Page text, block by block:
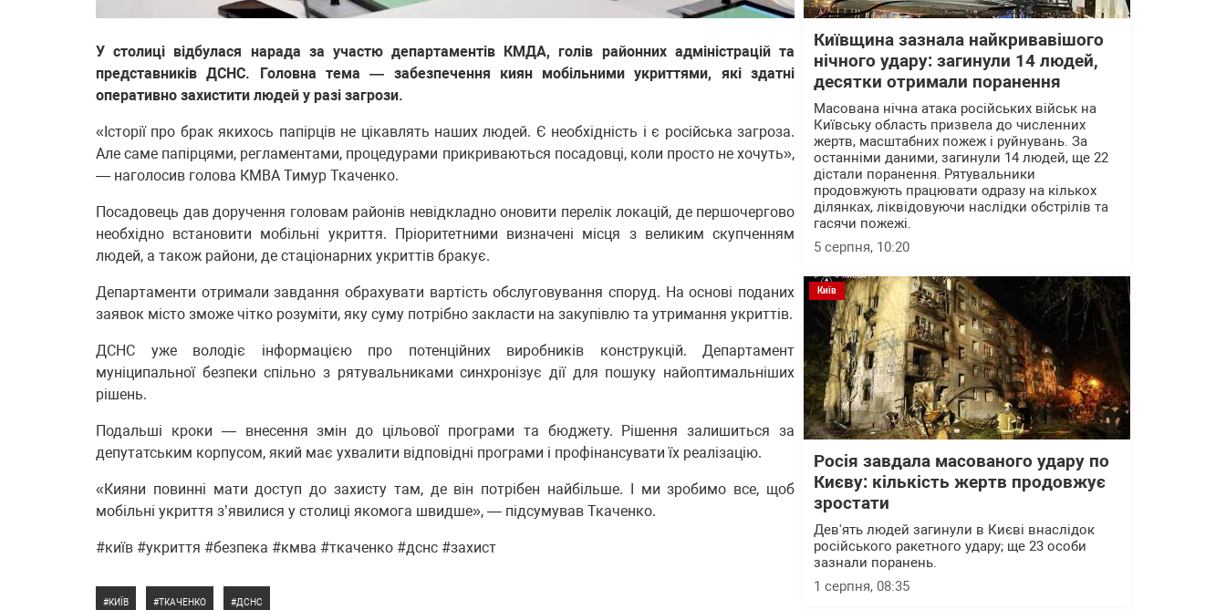
У столиці відбулася нарада за участю департаментів КМДА, голів районних адміністрацій та
представників ДСНС. Головна тема — забезпечення киян мобільними укриттями, які здатні
оперативно захистити людей у разі загрози.
«Історії про брак якихось папірців не цікавлять наших людей. Є необхідність і є російська загроза.
Але саме папірцями, регламентами, процедурами прикриваються посадовці, коли просто не хочуть»,
— наголосив голова КМВА Тимур Ткаченко.
Посадовець дав доручення головам районів невідкладно оновити перелік локацій, де першочергово
необхідно встановити мобільні укриття. Пріоритетними визначені місця з великим скупченням
людей, а також райони, де стаціонарних укриттів бракує.
Департаменти отримали завдання обрахувати вартість обслуговування споруд. На основі поданих
заявок місто зможе чітко розуміти, яку суму потрібно закласти на закупівлю та утримання укриттів.
ДСНС уже володіє інформацією про потенційних виробників конструкцій. Департамент
муніципальної безпеки спільно з рятувальниками синхронізує дії для пошуку найоптимальніших
рішень.
Подальші кроки — внесення змін до цільової програми та бюджету. Рішення залишиться за
депутатським корпусом, який має ухвалити відповідні програми і профінансувати їх реалізацію.
«Кияни повинні мати доступ до захисту там, де він потрібен найбільше. І ми зробимо все, щоб
мобільні укриття з’явилися у столиці якомога швидше», — підсумував Ткаченко.
#київ #укриття #безпека #кмва #ткаченко #дснс #захист
КИЇВ ТКАЧЕНКО ДСНС
Київщина зазнала найкривавішого
нічного удару: загинули 14 людей,
десятки отримали поранення
Масована нічна атака російських військ на
Київську область призвела до численних
жертв, масштабних пожеж і руйнувань. За
останніми даними, загинули 14 людей, ще 22
дістали поранення. Рятувальники
продовжують працювати одразу на кількох
ділянках, ліквідовуючи наслідки обстрілів та
гасячи пожежі.
5 серпня, 10:20
Київ
Росія завдала масованого удару по
Києву: кількість жертв продовжує
зростати
Дев'ять людей загинули в Києві внаслідок
російського ракетного удару; ще 23 особи
зазнали поранень.
1 серпня, 08:35